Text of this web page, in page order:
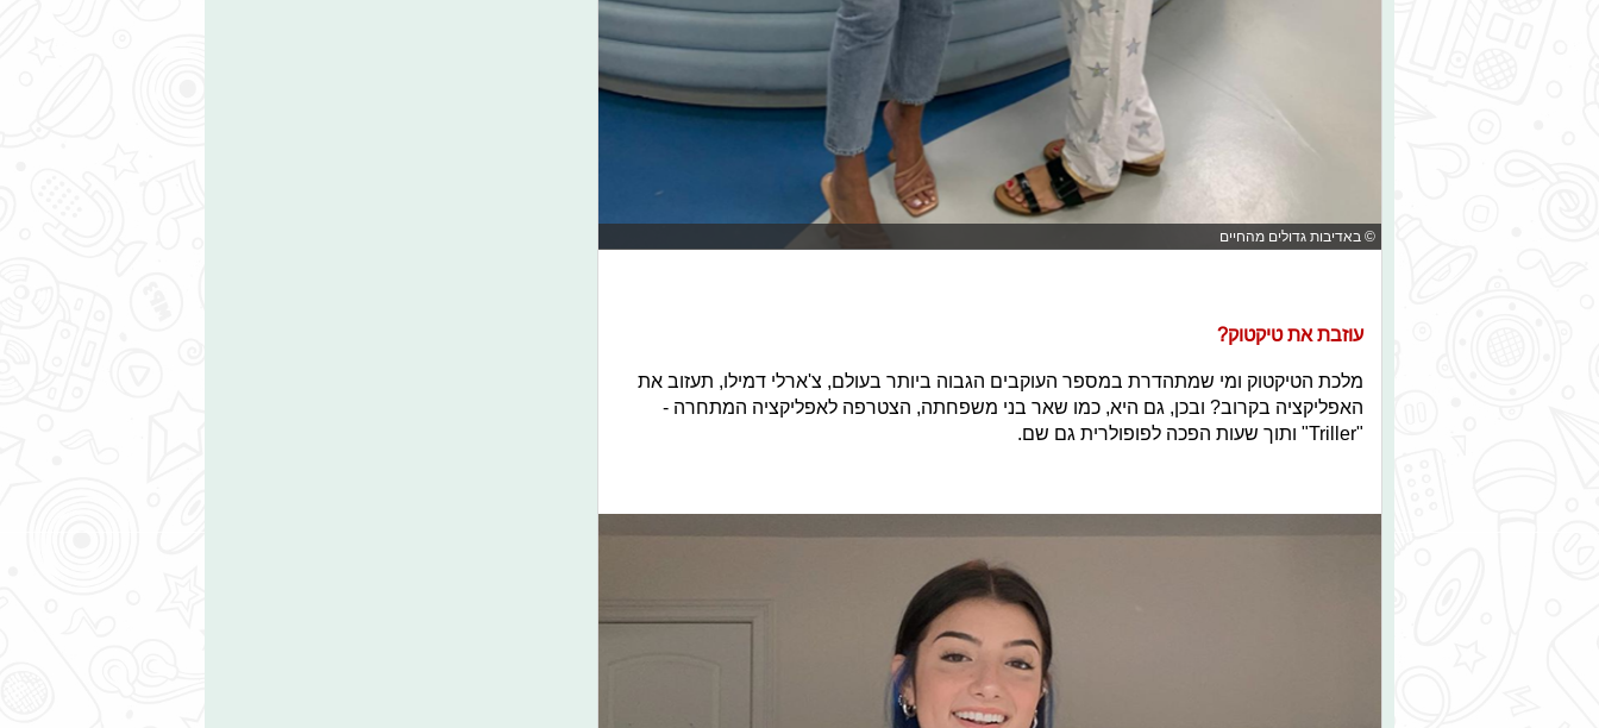
© באדיבות גדולים מהחיים
עוזבת את טיקטוק?
מלכת הטיקטוק ומי שמתהדרת במספר העוקבים הגבוה ביותר בעולם, צ'ארלי דמילו, תעזוב את
האפליקציה בקרוב? ובכן, גם היא, כמו שאר בני משפחתה, הצטרפה לאפליקציה המתחרה -
"Triller" ותוך שעות הפכה לפופולרית גם שם.